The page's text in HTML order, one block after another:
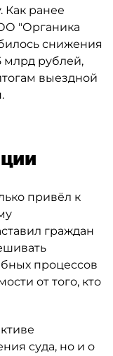
Как ранее
"Органика
снижения
млрд рублей,
выездной
привёл к
граждан
процессов
от того, кто
суда, но и о